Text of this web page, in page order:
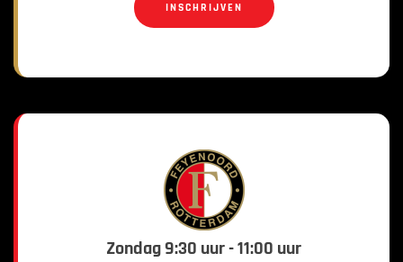
INSCHRIJVEN
Zondag 9:30 uur - 11:00 uur